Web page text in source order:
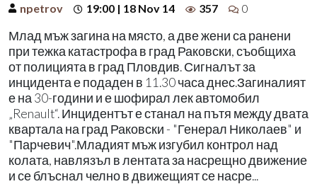
npetrov 19:00 | 18 Nov 14 357 0
Млад мъж загина на място, а две жени са ранени
при тежка катастрофа в град Раковски, съобщиха
от полицията в град Пловдив. Сигналът за
инцидента е подаден в 11.30 часа днес.Загиналият
е на 30-години и е шофирал лек автомобил
„Renault“. Инцидентът е станал на пътя между двата
квартала на град Раковски - "Генерал Николаев" и
"Парчевич".Младият мъж изгубил контрол над
колата, навлязъл в лентата за насрещно движение
и се блъснал челно в движещият се насре...